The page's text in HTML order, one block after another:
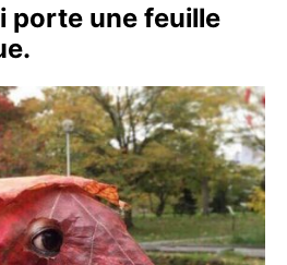
porte une feuille